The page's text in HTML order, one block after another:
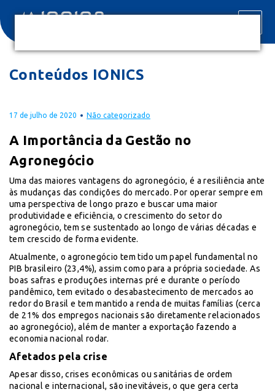
Conteúdos IONICS
17 de julho de 2020 Não categorizado
A Importância da Gestão no
Agronegócio
Uma das maiores vantagens do agronegócio, é a resiliência ante
às mudanças das condições do mercado. Por operar sempre em
uma perspectiva de longo prazo e buscar uma maior
produtividade e eficiência, o crescimento do setor do
agronegócio, tem se sustentado ao longo de várias décadas e
tem crescido de forma evidente.
Atualmente, o agronegócio tem tido um papel fundamental no
PIB brasileiro (23,4%), assim como para a própria sociedade. As
boas safras e produções internas pré e durante o período
pandêmico, tem evitado o desabastecimento de mercados ao
redor do Brasil e tem mantido a renda de muitas famílias (cerca
de 21% dos empregos nacionais são diretamente relacionados
ao agronegócio), além de manter a exportação fazendo a
economia nacional rodar.
Afetados pela crise
Apesar disso, crises econômicas ou sanitárias de ordem
nacional e internacional, são inevitáveis, o que gera certa